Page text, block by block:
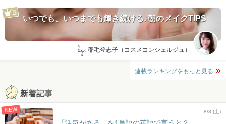
いつでも、いつまでも輝き続ける♪朝のメイクTIPS
by: 稲毛登志子（コスメコンシェルジュ）
連載ランキングをもっと見る
新着記事
NEW 8/8 (土)